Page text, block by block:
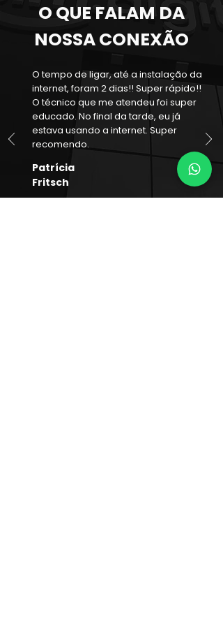
O QUE FALAM DA
NOSSA CONEXÃO
O tempo de ligar, até a instalação da
internet, foram 2 dias!! Super rápido!!
O técnico que me atendeu foi super
educado. No final da tarde, eu já
estava usando a internet. Super
recomendo.
Patrícia
Fritsch